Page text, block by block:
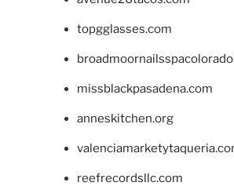
topgglasses.com
missblackpasadena.com
anneskitchen.org
reefrecordsllc.com